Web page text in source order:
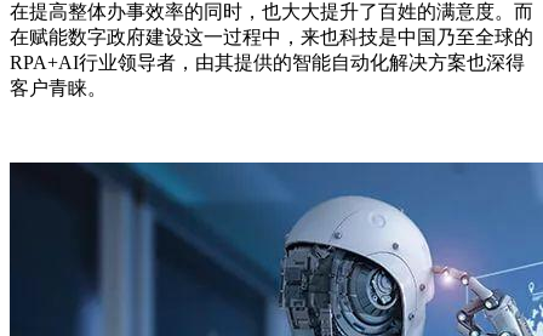
在提高整体办事效率的同时，也大大提升了百姓的满意度。而
在赋能数字政府建设这一过程中，来也科技是中国乃至全球的
RPA+AI行业领导者，由其提供的智能自动化解决方案也深得
客户青睐。